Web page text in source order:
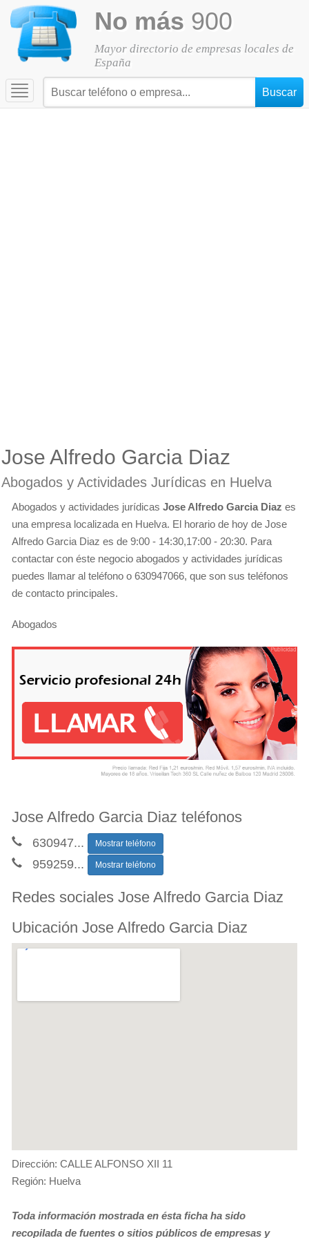
No más 900
Mayor directorio de empresas locales de
España
Toggle
navigation
Jose Alfredo Garcia Diaz
Abogados y Actividades Jurídicas en Huelva
Abogados y actividades jurídicas Jose Alfredo Garcia Diaz es
una empresa localizada en Huelva. El horario de hoy de Jose
Alfredo Garcia Diaz es de 9:00 - 14:30,17:00 - 20:30. Para
contactar con éste negocio abogados y actividades jurídicas
puedes llamar al teléfono o 630947066, que son sus teléfonos
de contacto principales.
Abogados
Jose Alfredo Garcia Diaz teléfonos
630947... Mostrar teléfono
959259... Mostrar teléfono
Redes sociales Jose Alfredo Garcia Diaz
Ubicación Jose Alfredo Garcia Diaz
Dirección: CALLE ALFONSO XII 11
Región: Huelva
Toda información mostrada en ésta ficha ha sido
recopilada de fuentes o sitios públicos de empresas y